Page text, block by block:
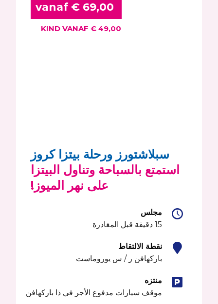
vanaf € 69,00
KIND VANAF € 49,00
سبلاشتورز ورحلة بيتزا كروز
استمتع بالسباحة وتناول البيتزا
على نهر الميوز!
مجلس
15 دقيقة قبل المغادرة
نقطة الالتقاط
باركهافن ر / س يوروماست
منتزه
موقف سيارات مدفوع الأجر في ذا باركهافن